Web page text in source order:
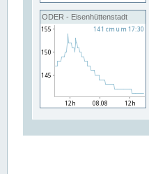
ODER - Eisenhüttenstadt